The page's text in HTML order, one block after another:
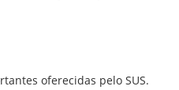
oferecidas pelo SUS.